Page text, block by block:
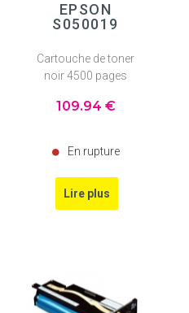
EPSON
S050019
Cartouche de toner
noir 4500 pages
109.94 €
En rupture